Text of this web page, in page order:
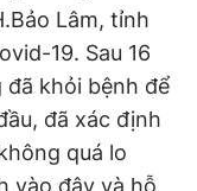
Lâm, tỉnh
19. Sau 16
đã khỏi bệnh để
đã xác định
quá lo
vào đây và hỗ